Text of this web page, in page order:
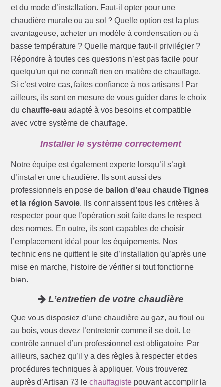
et du mode d’installation. Faut-il opter pour une
chaudière murale ou au sol ? Quelle option est la plus
avantageuse, acheter un modèle à condensation ou à
basse température ? Quelle marque faut-il privilégier ?
Répondre à toutes ces questions n’est pas facile pour
quelqu’un qui ne connaît rien en matière de chauffage.
Si c’est votre cas, faites confiance à nos artisans ! Par
ailleurs, ils sont en mesure de vous guider dans le choix
duchauffe-eau adapté à vos besoins et compatible
avec votre système de chauffage.
Installer le système correctement
Notre équipe est également experte lorsqu’il s’agit
d’installer une chaudière. Ils sont aussi des
professionnels en pose de ballon d’eau chaude Tignes
et la région Savoie. Ils connaissent tous les critères à
respecter pour que l’opération soit faite dans le respect
des normes. En outre, ils sont capables de choisir
l’emplacement idéal pour les équipements. Nos
techniciens ne quittent le site d’installation qu’après une
mise en marche, histoire de vérifier si tout fonctionne
bien.
L’entretien de votre chaudière
Que vous disposiez d’une chaudière au gaz, au fioul ou
au bois, vous devez l’entretenir comme il se doit. Le
contrôle annuel d’un professionnel est obligatoire. Par
ailleurs, sachez qu’il y a des règles à respecter et des
procédures techniques à appliquer. Vous trouverez
auprès d’Artisan 73 lechauffagiste pouvant accomplir la